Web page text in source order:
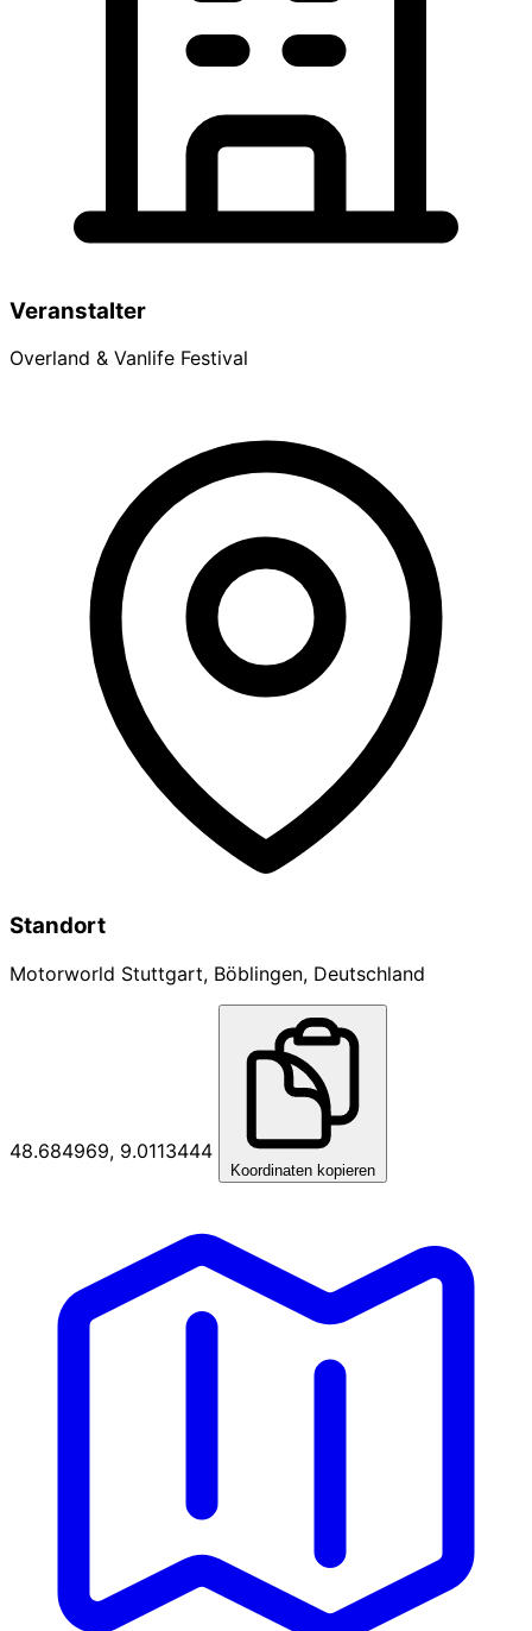
Veranstalter
Overland & Vanlife Festival
Standort
Motorworld Stuttgart, Böblingen, Deutschland
48.684969, 9.0113444
Koordinaten kopieren